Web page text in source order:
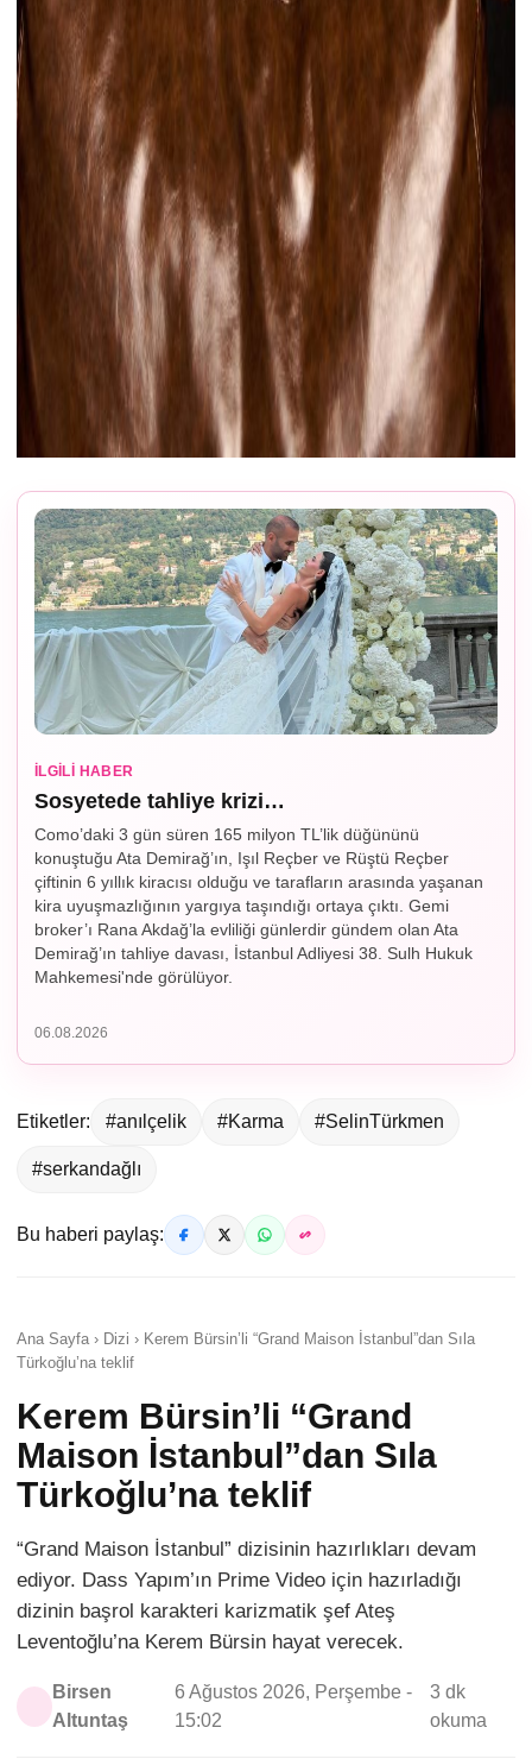
İLGILI HABER
Sosyetede tahliye krizi…
Como’daki 3 gün süren 165 milyon TL’lik düğününü
konuştuğu Ata Demirağ’ın, Işıl Reçber ve Rüştü Reçber
çiftinin 6 yıllık kiracısı olduğu ve tarafların arasında yaşanan
kira uyuşmazlığının yargıya taşındığı ortaya çıktı. Gemi
broker’ı Rana Akdağ’la evliliği günlerdir gündem olan Ata
Demirağ’ın tahliye davası, İstanbul Adliyesi 38. Sulh Hukuk
Mahkemesi'nde görülüyor.
06.08.2026
Etiketler: #anılçelik #Karma #SelinTürkmen
#serkandağlı
Bu haberi paylaş:
Ana Sayfa › Dizi › Kerem Bürsin’li “Grand Maison İstanbul”dan Sıla
Türkoğlu’na teklif
Kerem Bürsin’li “Grand
Maison İstanbul”dan Sıla
Türkoğlu’na teklif
“Grand Maison İstanbul” dizisinin hazırlıkları devam
ediyor. Dass Yapım’ın Prime Video için hazırladığı
dizinin başrol karakteri karizmatik şef Ateş
Leventoğlu’na Kerem Bürsin hayat verecek.
Birsen
Altuntaş
6 Ağustos 2026, Perşembe -
15:02
3 dk
okuma